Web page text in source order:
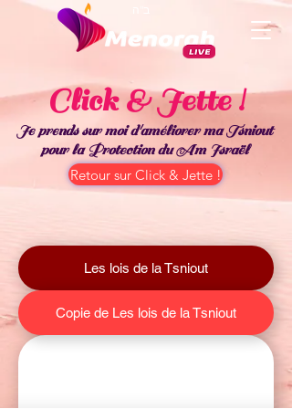
Click & Jette !
Je prends sur moi d'améliorer ma Tsniout
pour la Protection du Am Israël
Retour sur Click & Jette !
Les lois de la Tsniout
Copie de Les lois de la Tsniout